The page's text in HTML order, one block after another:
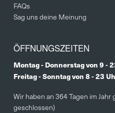
FAQs
Sag uns deine Meinung
ÖFFNUNGSZEITEN
Montag - Donnerstag von 9 -
Freitag - Sonntag von 8 - 23
Wir haben an 364 Tagen im
geschlossen)